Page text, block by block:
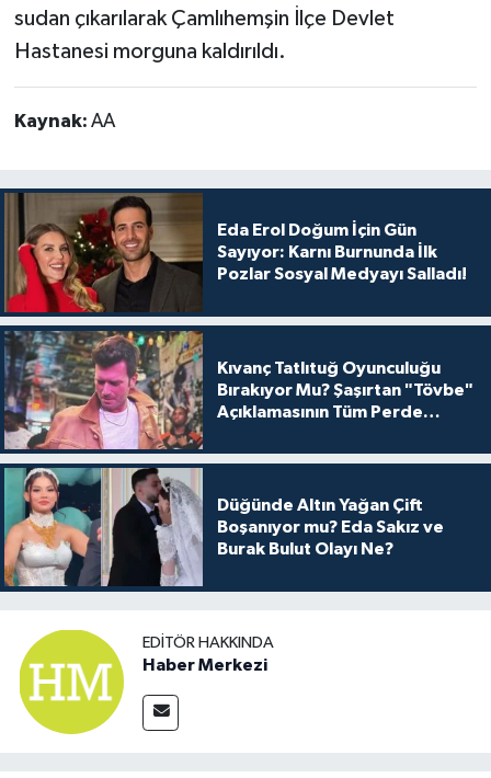
sudan çıkarılarak Çamlıhemşin İlçe Devlet
Hastanesi morguna kaldırıldı.
Kaynak: AA
Eda Erol Doğum İçin Gün
Sayıyor: Karnı Burnunda İlk
Pozlar Sosyal Medyayı Salladı!
Kıvanç Tatlıtuğ Oyunculuğu
Bırakıyor Mu? Şaşırtan "Tövbe"
Açıklamasının Tüm Perde
Düğünde Altın Yağan Çift
Boşanıyor mu? Eda Sakız ve
Burak Bulut Olayı Ne?
EDITÖR HAKKINDA
Haber Merkezi